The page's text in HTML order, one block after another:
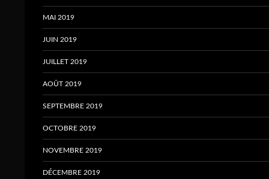
MAI 2019
JUIN 2019
JUILLET 2019
AOÛT 2019
SEPTEMBRE 2019
OCTOBRE 2019
NOVEMBRE 2019
DÉCEMBRE 2019